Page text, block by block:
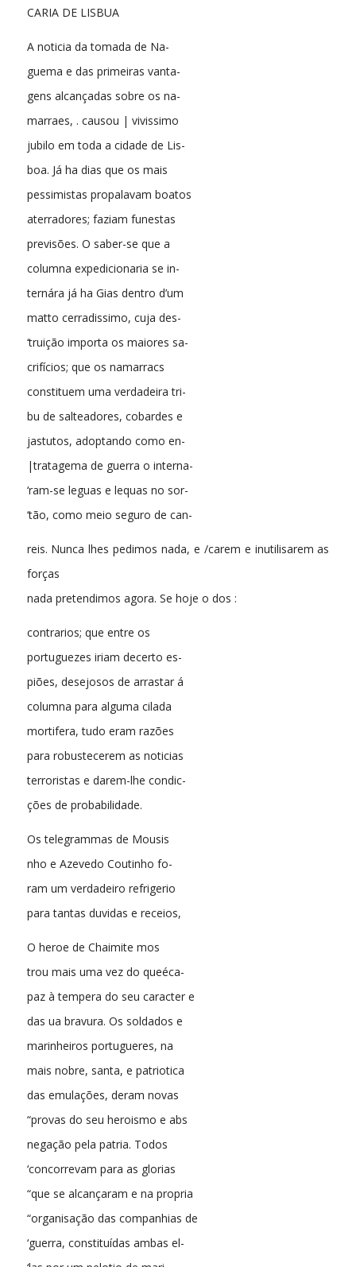
CARIA DE LISBUA
A noticia da tomada de Na-
guema e das primeiras vanta-
gens alcançadas sobre os na-
marraes, . causou | vivissimo
jubilo em toda a cidade de Lis-
boa. Já ha dias que os mais
pessimistas propalavam boatos
aterradores; faziam funestas
previsões. O saber-se que a
columna expedicionaria se in-
ternára já ha Gias dentro d’um
matto cerradissimo, cuja des-
‘truição importa os maiores sa-
crifícios; que os namarracs
constituem uma verdadeira tri-
bu de salteadores, cobardes e
jastutos, adoptando como en-
|tratagema de guerra o interna-
‘ram-se leguas e lequas no sor-
‘tão, como meio seguro de can-
reis. Nunca lhes pedimos nada, e /carem e inutilisarem as
forças
nada pretendimos agora. Se hoje o dos :
contrarios; que entre os
portuguezes iriam decerto es-
piões, desejosos de arrastar á
columna para alguma cilada
mortifera, tudo eram razões
para robustecerem as noticias
terroristas e darem-lhe condic-
ções de probabilidade.
Os telegrammas de Mousis
nho e Azevedo Coutinho fo-
ram um verdadeiro refrigerio
para tantas duvidas e receios,
O heroe de Chaimite mos
trou mais uma vez do queéca-
paz à tempera do seu caracter e
das ua bravura. Os soldados e
marinheiros portugueres, na
mais nobre, santa, e patriotica
das emulações, deram novas
“provas do seu heroismo e abs
negação pela patria. Todos
‘concorrevam para as glorias
“que se alcançaram e na propria
“organisação das companhias de
‘guerra, constituídas ambas el-